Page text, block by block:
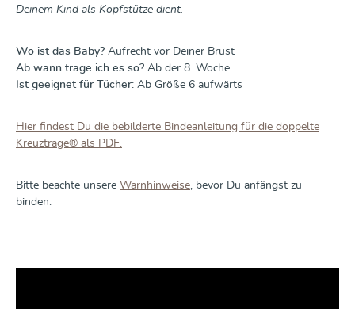
Deinem Kind als Kopfstütze dient.
Wo ist das Baby? Aufrecht vor Deiner Brust
Ab wann trage ich es so? Ab der 8. Woche
Ist geeignet für Tücher: Ab Größe 6 aufwärts
Hier findest Du die bebilderte Bindeanleitung für die doppelte
Kreuztrage® als PDF.
Bitte beachte unsere Warnhinweise, bevor Du anfängst zu
binden.